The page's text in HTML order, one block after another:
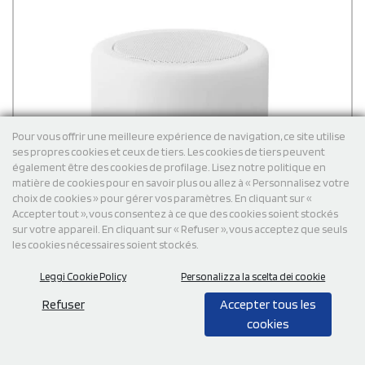
Pour vous offrir une meilleure expérience de navigation, ce site utilise
ses propres cookies et ceux de tiers. Les cookies de tiers peuvent
également être des cookies de profilage. Lisez notre politique en
matière de cookies pour en savoir plus ou allez à « Personnalisez votre
choix de cookies » pour gérer vos paramètres. En cliquant sur «
Accepter tout », vous consentez à ce que des cookies soient stockés
sur votre appareil. En cliquant sur « Refuser », vous acceptez que seuls
les cookies nécessaires soient stockés.
Leggi Cookie Policy Personalizza la scelta dei cookie
Refuser
Accepter tous les
cookies
détails naturels… Ce sont justement ces petites nuances qui en
font un cadeau authentique et tendance.